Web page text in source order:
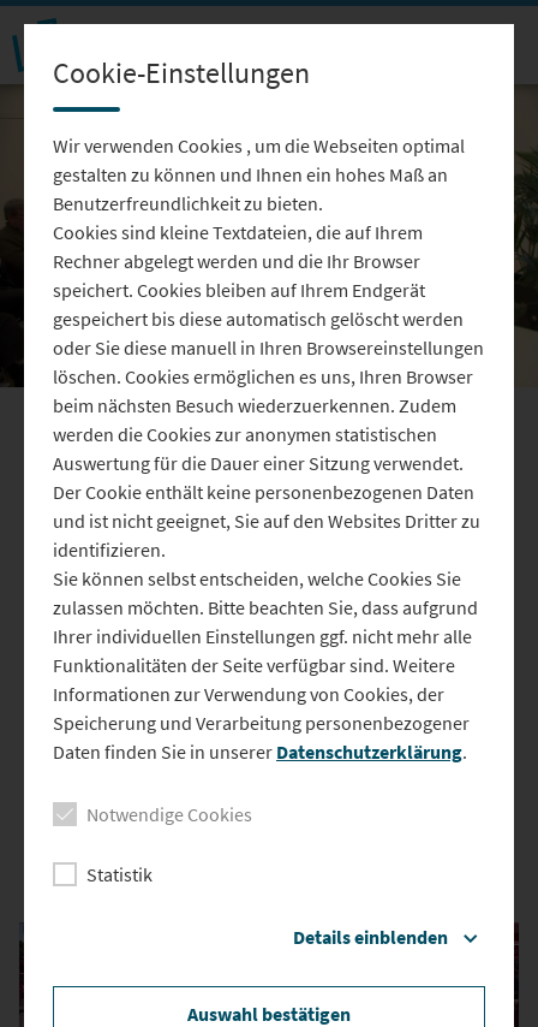
Video
Neustadt an der Donau:
Urkunden für junge Technik-
Helfer
14. Februar 2025 9:06
Parktickets, Konzertkarten, oder einfach nur Anmeldungen. Einige
davon kann man heutzutage nicht mehr wie früher analog kaufen.
Oft braucht man ein Smartphone für solche ziemlich alltäglichen
Dinge. Für ältere Menschen kann das ein großes Problem sein. Für
Senioren, die noch nicht so fit mit Smartphone, Laptop und Co
Leute für Senioren ins Zeug!
Das könnte Sie auch interessieren
Cookie-Einstellungen
Wir verwenden Cookies , um die Webseiten optimal
gestalten zu können und Ihnen ein hohes Maß an
Benutzerfreundlichkeit zu bieten.
Cookies sind kleine Textdateien, die auf Ihrem
Rechner abgelegt werden und die Ihr Browser
speichert. Cookies bleiben auf Ihrem Endgerät
gespeichert bis diese automatisch gelöscht werden
oder Sie diese manuell in Ihren Browsereinstellungen
löschen. Cookies ermöglichen es uns, Ihren Browser
beim nächsten Besuch wiederzuerkennen. Zudem
werden die Cookies zur anonymen statistischen
Auswertung für die Dauer einer Sitzung verwendet.
Der Cookie enthält keine personenbezogenen Daten
und ist nicht geeignet, Sie auf den Websites Dritter zu
identifizieren.
Sie können selbst entscheiden, welche Cookies Sie
zulassen möchten. Bitte beachten Sie, dass aufgrund
Ihrer individuellen Einstellungen ggf. nicht mehr alle
Funktionalitäten der Seite verfügbar sind. Weitere
Informationen zur Verwendung von Cookies, der
Speicherung und Verarbeitung personenbezogener
Daten finden Sie in unserer Datenschutzerklärung.
Notwendige Cookies
Statistik
Details einblenden
Auswahl bestätigen